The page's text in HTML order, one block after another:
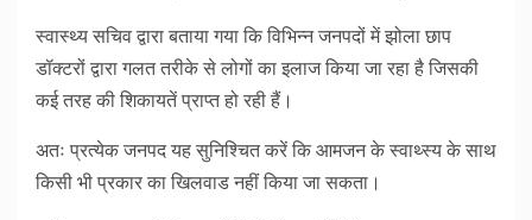
स्वास्थ्य सचिव द्वारा बताया गया कि विभिन्न जनपदों में झोला छाप
डॉक्टरों द्वारा गलत तरीके से लोगों का इलाज किया जा रहा है जिसकी
कई तरह की शिकायतें प्राप्त हो रही हैं।
अतः प्रत्येक जनपद यह सुनिश्चित करें कि आमजन के स्वाथ्स्य के साथ
किसी भी प्रकार का खिलवाड नहीं किया जा सकता।